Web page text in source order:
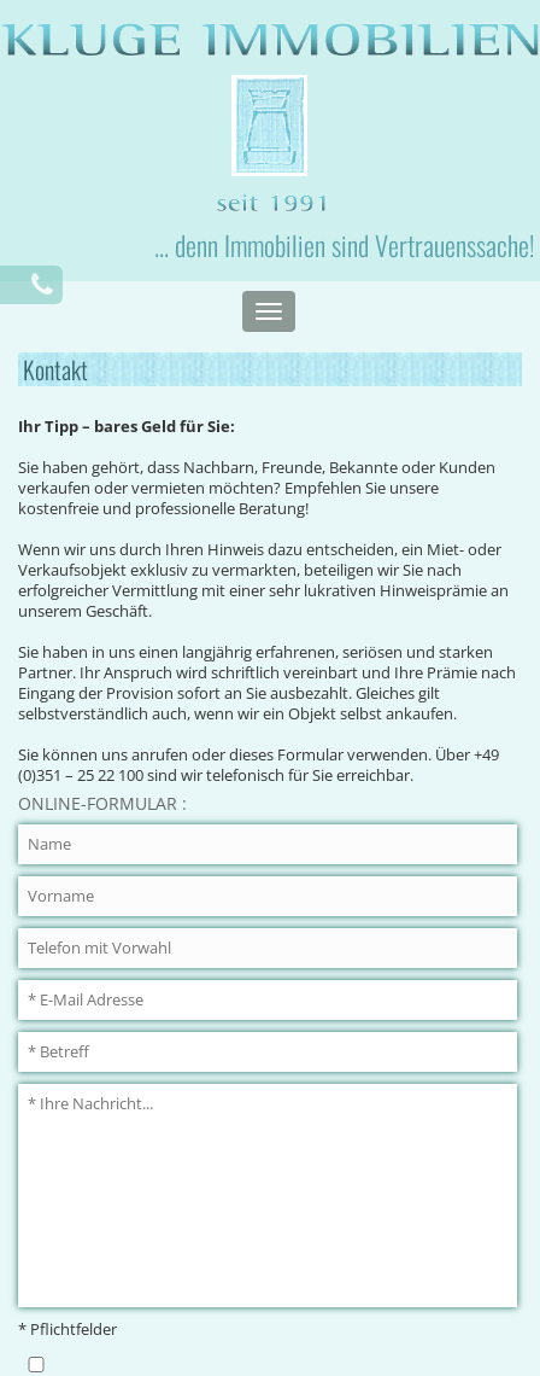
... denn Immobilien sind Vertrauenssache!
Toggle
navigation
Kontakt
Ihr Tipp – bares Geld für Sie:
Sie haben gehört, dass Nachbarn, Freunde, Bekannte oder Kunden
verkaufen oder vermieten möchten? Empfehlen Sie unsere
kostenfreie und professionelle Beratung!
Wenn wir uns durch Ihren Hinweis dazu entscheiden, ein Miet- oder
Verkaufsobjekt exklusiv zu vermarkten, beteiligen wir Sie nach
erfolgreicher Vermittlung mit einer sehr lukrativen Hinweisprämie an
unserem Geschäft.
Sie haben in uns einen langjährig erfahrenen, seriösen und starken
Partner. Ihr Anspruch wird schriftlich vereinbart und Ihre Prämie nach
Eingang der Provision sofort an Sie ausbezahlt. Gleiches gilt
selbstverständlich auch, wenn wir ein Objekt selbst ankaufen.
Sie können uns anrufen oder dieses Formular verwenden. Über +49
(0)351 – 25 22 100 sind wir telefonisch für Sie erreichbar.
ONLINE-FORMULAR :
* Pflichtfelder